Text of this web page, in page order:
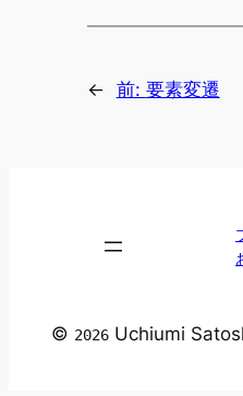
← 前: 要素変遷
© 2026 Uchiumi